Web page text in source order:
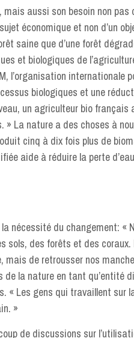
aussi son besoin non pas
économique et non d’un
saine que d’une forêt
et biologiques de
l’organisation internationale
biologiques et une
un agriculteur bio français
La nature a des choses à
cinq à dix fois plus de
aide à réduire la perte
nécessité du changement: «
sols, des forêts et des coraux.
de retrousser nos
de la nature en tant qu’entité
« Les gens qui travaillent sur
»
de discussions sur